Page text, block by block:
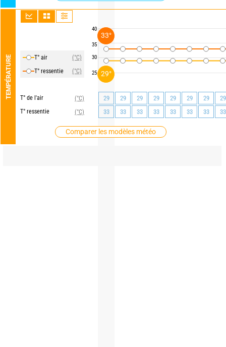
TEMPÉRATURE T° air
(°C)
T° ressentie
(°C)
T° de l'air
(°C)
T° ressentie
(°C)
Comparer les modèles météo
40
35
30
25
29 29 29 29 29 29 29
29
33
33 33 33 33 33 33 33
29°
33°